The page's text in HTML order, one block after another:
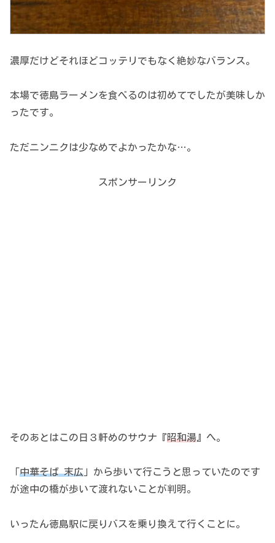
濃厚だけどそれほどコッテリでもなく絶妙なバランス。
本場で徳島ラーメンを食べるのは初めてでしたが美味しか
ったです。
ただニンニクは少なめでよかったかな…。
スポンサーリンク
そのあとはこの日３軒めのサウナ『昭和湯 』へ。
中華そば 末広 」から歩いて行こうと思っていたのです
が途中の橋が歩いて渡れないことが判明。
いったん徳島駅に戻りバスを乗り換えて行くことに。